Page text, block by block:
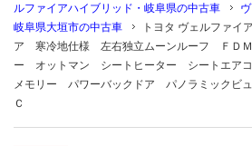
ルファイアハイブリッド・岐阜県の中古車
岐阜県大垣市の中古車
トヨタ ヴェルファイ
ア 寒冷地仕様 左右独立ムーンルーフ ＦＤ
ー オットマン シートヒーター シートエア
メモリー パワーバックドア パノラミック
Ｃ